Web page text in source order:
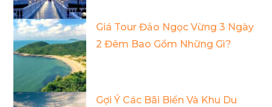
Giá Tour Đảo Ngọc Vừng 3 Ngày
2 Đêm Bao Gồm Những Gì?
Gợi Ý Các Bãi Biển Và Khu Du